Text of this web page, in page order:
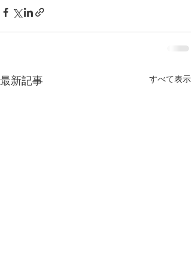
最新記事 すべて表示